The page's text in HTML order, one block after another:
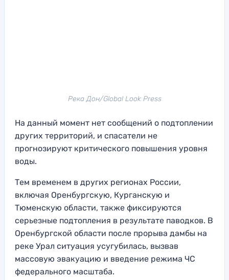
Река Дон/Global Look Press
На данный момент нет сообщений о подтоплении
других территорий, и спасатели не
прогнозируют критического повышения уровня
воды.
Тем временем в других регионах России,
включая Оренбургскую, Курганскую и
Тюменскую области, также фиксируются
серьезные подтопления в результате паводков. В
Оренбургской области после прорыва дамбы на
реке Урал ситуация усугубилась, вызвав
массовую эвакуацию и введение режима ЧС
федерального масштаба.